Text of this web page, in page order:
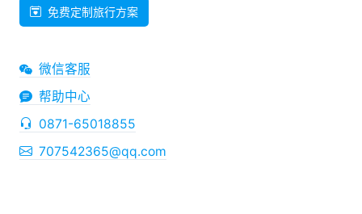
免费定制旅行方案
微信客服
帮助中心
0871-65018855
707542365@qq.com